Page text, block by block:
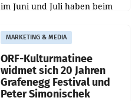
im Juni und Juli haben beim
Getränkehersteller Vöslauer zu
deutlichen Absatzzuwächsen
geführt. Während
MARKETING & MEDIA
ORF-Kulturmatinee
widmet sich 20 Jahren
Grafenegg Festival und
Peter Simonischek